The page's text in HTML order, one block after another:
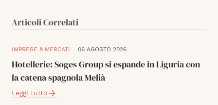
Articoli Correlati
IMPRESE & MERCATI 06 AGOSTO 2026
Hotellerie: Soges Group si espande in Liguria con
la catena spagnola Melià
Leggi tutto